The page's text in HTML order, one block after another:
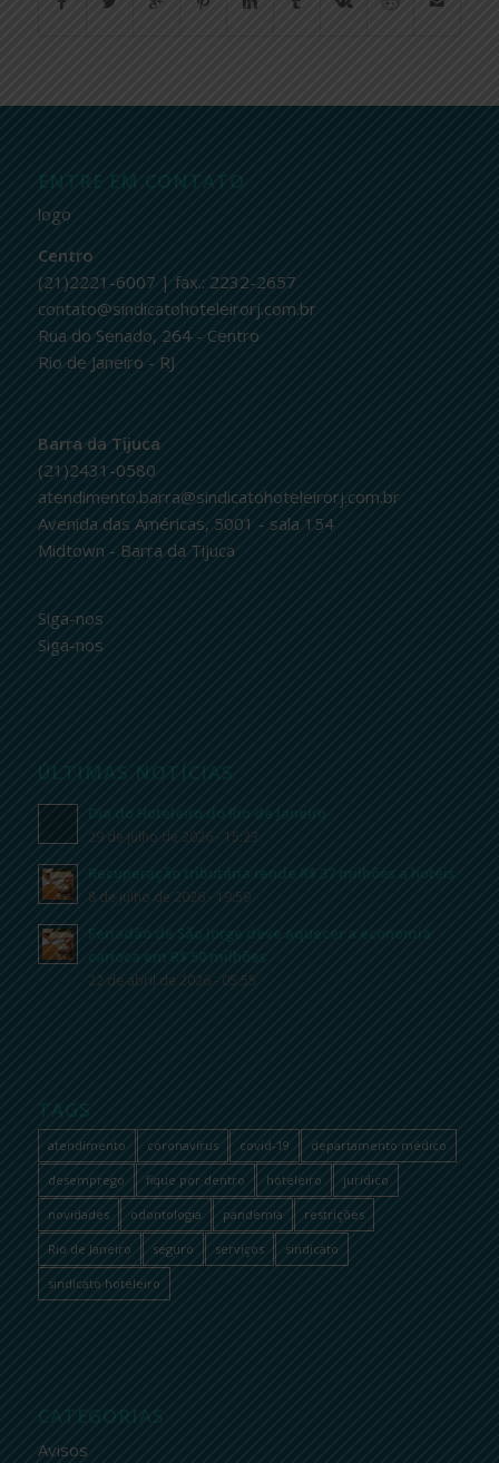
ENTRE EM CONTATO
logo
Centro
(21)2221-6007 | fax.: 2232-2657
contato@sindicatohoteleirorj.com.br
Rua do Senado, 264 - Centro
Rio de Janeiro - RJ
Barra da Tijuca
(21)2431-0580
atendimento.barra@sindicatohoteleirorj.com.br
Avenida das Américas, 5001 - sala 154
Midtown - Barra da Tijuca
Siga-nos
Siga-nos
ÚLTIMAS NOTÍCIAS
Dia do Hoteleiro do Rio de Janeiro
29 de julho de 2026 - 15:23
Recuperação tributária rende R$ 37 milhões a hotéis
8 de julho de 2026 - 19:59
Feriadão de São Jorge deve aquecer a economia
carioca em R$ 50 milhões
22 de abril de 2026 - 05:55
TAGS
atendimento coronavírus covid-19 departamento médico
desemprego fique por dentro hoteleiro jurídico
novidades odontologia pandemia restrições
Rio de Janeiro seguro serviços sindicato
sindicato hoteleiro
CATEGORIAS
Avisos